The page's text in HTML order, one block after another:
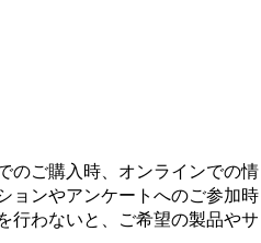
のご購入時、オンラインでの情
ョンやアンケートへのご参加時
行わないと、ご希望の製品やサ